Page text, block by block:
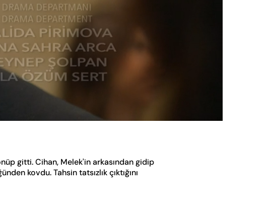
gitti. Cihan, Melek'in arkasından gidip
kovdu. Tahsin tatsızlık çıktığını